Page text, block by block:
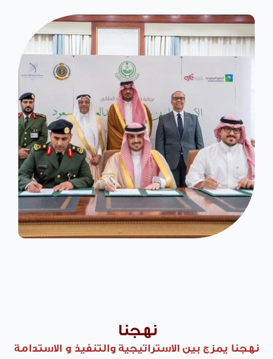
نهجنا
نهجنا يمزج بين الاستراتيجية والتنفيذ و الاستدامة